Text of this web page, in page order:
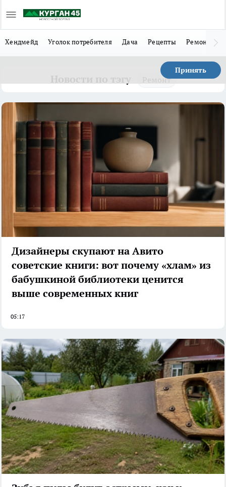
Хендмейд Уголок потребителя Дача Рецепты Ремонт
Принять
Ремонт
Дизайнеры скупают на Авито
советские книги: вот почему «хлам» из
бабушкиной библиотеки ценится
выше современных книг
05:17